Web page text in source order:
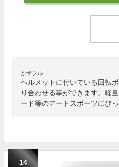
かずフル
ヘルメットに付いている回転
り合わせる事ができます。軽
ード等のアートスポーツにぴ
14